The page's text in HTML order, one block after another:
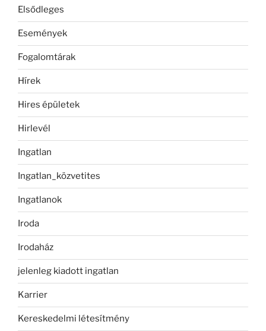
Elsődleges
Események
Fogalomtárak
Hírek
Hires épületek
Hirlevél
Ingatlan
Ingatlan_közvetites
Ingatlanok
Iroda
Irodaház
jelenleg kiadott ingatlan
Karrier
Kereskedelmi létesítmény